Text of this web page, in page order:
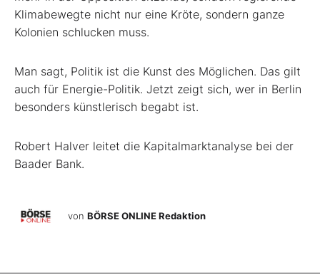
Klimabewegte nicht nur eine Kröte, sondern ganze
Kolonien schlucken muss.
Man sagt, Politik ist die Kunst des Möglichen. Das gilt
auch für Energie-Politik. Jetzt zeigt sich, wer in Berlin
besonders künstlerisch begabt ist.
Robert Halver leitet die Kapitalmarktanalyse bei der
Baader Bank.
von BÖRSE ONLINE Redaktion